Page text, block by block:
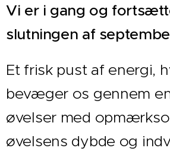
Vi er i gang og
slutningen af
Et frisk pust af energi,
bevæger os gennem
øvelser med
øvelsens dybde og